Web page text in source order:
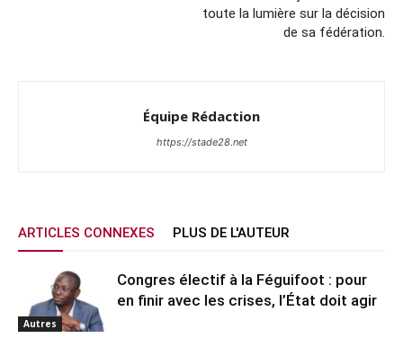
toute la lumière sur la décision
de sa fédération.
Équipe Rédaction
https://stade28.net
ARTICLES CONNEXES PLUS DE L'AUTEUR
Autres
Congres électif à la Féguifoot : pour
en finir avec les crises, l’État doit agir